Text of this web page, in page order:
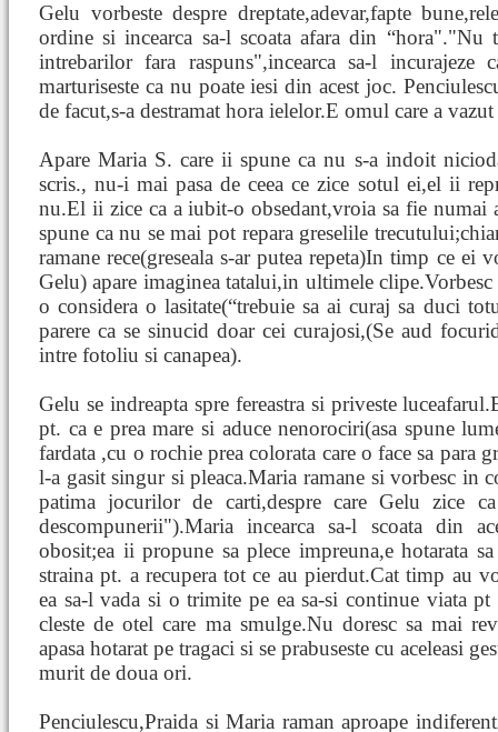
Gelu vorbeste despre dreptate,adevar,fapte
ordine si incearca sa-l scoata afara din
intrebarilor fara raspuns",incearca sa-l
marturiseste ca nu poate iesi din acest joc.
de facut,s-a destramat hora ielelor.E omul care a
Apare Maria S. care ii spune ca nu s-a indoit
scris., nu-i mai pasa de ceea ce zice sotul ei,el ii
nu.El ii zice ca a iubit-o obsedant,vroia sa fie
spune ca nu se mai pot repara greselile
ramane rece(greseala s-ar putea repeta)In timp ce
Gelu) apare imaginea tatalui,in ultimele
o considera o lasitate(“trebuie sa ai curaj sa duci
parere ca se sinucid doar cei curajosi,(Se aud
intre fotoliu si canapea).
Gelu se indreapta spre fereastra si priveste
pt. ca e prea mare si aduce nenorociri(asa spune
fardata ,cu o rochie prea colorata care o face sa para
l-a gasit singur si pleaca.Maria ramane si vorbesc in
patima jocurilor de carti,despre care Gelu zice
descompunerii").Maria incearca sa-l scoata din
obosit;ea ii propune sa plece impreuna,e hotarata
straina pt. a recupera tot ce au pierdut.Cat timp au
ea sa-l vada si o trimite pe ea sa-si continue viata
cleste de otel care ma smulge.Nu doresc sa mai
apasa hotarat pe tragaci si se prabuseste cu aceleasi
murit de doua ori.
Penciulescu,Praida si Maria raman aproape